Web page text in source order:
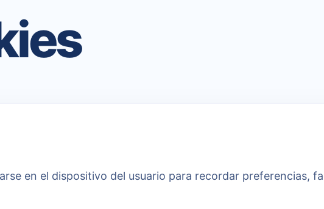
en el dispositivo del usuario para recordar preferencias,